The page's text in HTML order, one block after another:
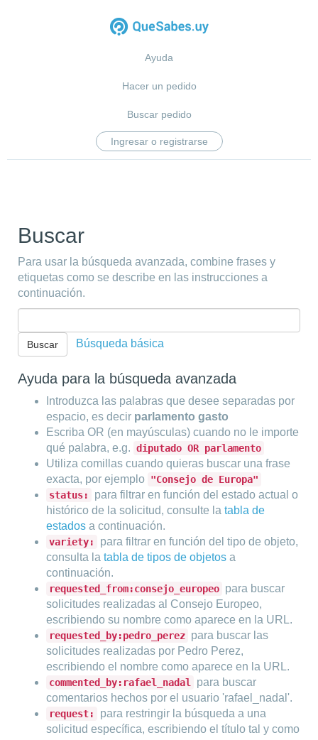
Ayuda
Hacer un pedido
Buscar pedido
Ingresar o registrarse
Buscar
Para usar la búsqueda avanzada, combine frases y
etiquetas como se describe en las instrucciones a
continuación.
Búsqueda básica
Ayuda para la búsqueda avanzada
Introduzca las palabras que desee separadas por
espacio, es decir parlamento gasto
Escriba OR (en mayúsculas) cuando no le importe
qué palabra, e.g. diputado OR parlamento
Utiliza comillas cuando quieras buscar una frase
exacta, por ejemplo "Consejo de Europa"
status:
para filtrar en función del estado actual o
histórico de la solicitud, consulte la tabla de
estados a continuación.
variety:
para filtrar en función del tipo de objeto,
consulta la tabla de tipos de objetos a
continuación.
requested_from:consejo_europeo para buscar
solicitudes realizadas al Consejo Europeo,
escribiendo su nombre como aparece en la URL.
requested_by:pedro_perez para buscar las
solicitudes realizadas por Pedro Perez,
escribiendo el nombre como aparece en la URL.
commented_by:rafael_nadal
para buscar
comentarios hechos por el usuario 'rafael_nadal'.
request:
para restringir la búsqueda a una
solicitud específica, escribiendo el título tal y como